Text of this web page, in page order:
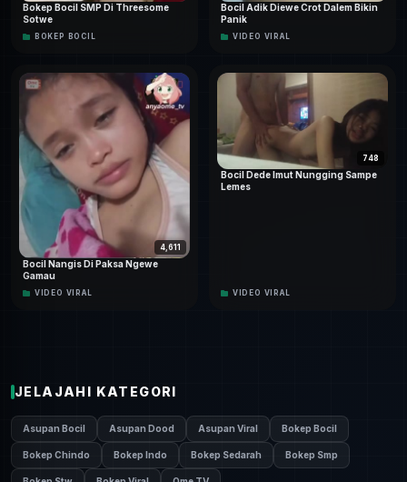
Kondisi:Full Version
https://jagonyabokep.com/syalifah-hijab-malay-colmek-
terbaru
Bokep Bocil SMP Di Threesome
Sotwe
BOKEP BOCIL
Bocil Adik Diewe Crot Dalem Bikin
Panik
VIDEO VIRAL
4,611
Bocil Nangis Di Paksa Ngewe
Gamau
VIDEO VIRAL
748
Bocil Dede Imut Nungging Sampe
Lemes
VIDEO VIRAL
JELAJAHI KATEGORI
Asupan Bocil Asupan Dood Asupan Viral Bokep Bocil
Bokep Chindo Bokep Indo Bokep Sedarah Bokep Smp